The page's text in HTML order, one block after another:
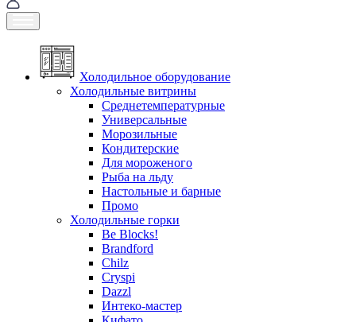
Холодильное оборудование
Холодильные витрины
Среднетемпературные
Универсальные
Морозильные
Кондитерские
Для мороженого
Рыба на льду
Настольные и барные
Промо
Холодильные горки
Be Blocks!
Brandford
Chilz
Cryspi
Dazzl
Интеко-мастер